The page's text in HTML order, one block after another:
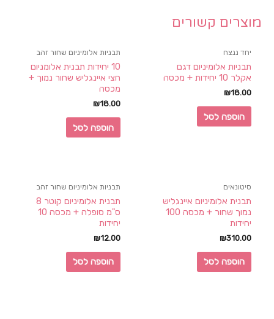
מוצרים קשורים
יחד ננצח
תבניות אלומיניום דגם
אקלר 10 יחידות + מכסה
₪18.00
הוספה לסל
תבניות אלומיניום שחור זהב
10 יחידות תבנית אלומניום
חצי איינגליש שחור נמוך +
מכסה
₪18.00
הוספה לסל
סיטונאים
תבנית אלומיניום איינגליש
נמוך שחור + מכסה 100
יחידות
₪310.00
הוספה לסל
תבניות אלומיניום שחור זהב
תבנית אלומיניום קוטר 8
ס"מ סופלה + מכסה 10
יחידות
₪12.00
הוספה לסל